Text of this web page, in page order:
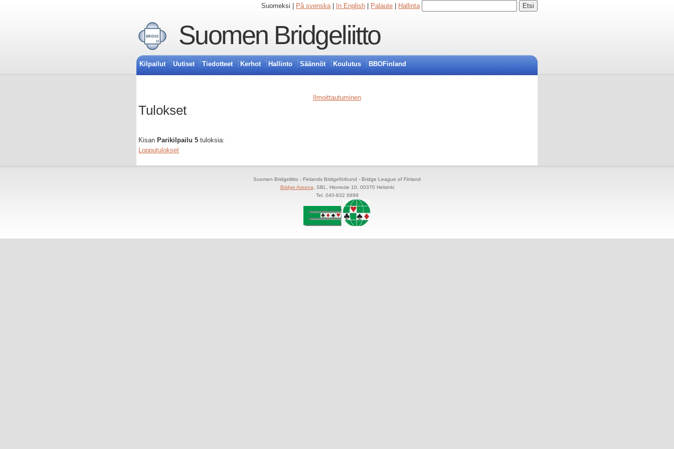
Suomeksi | På svenska| In English Palaute Hallinta
Suomen Bridgeliitto
Kilpailut Uutiset Tiedotteet Kerhot Hallinto Säännöt Koulutus BBOFinland
Ilmoittautuminen
Tulokset
Kisan Parikilpailu 5 tuloksia:
Lopputulokset
Suomen Bridgeliitto - Finlands Bridgeförbund - Bridge League of Finland
Bridge Areena , SBL, Hiomotie 10, 00370 Helsinki
Tel. 040-832 6899